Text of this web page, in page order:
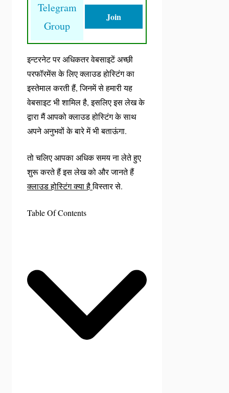
Telegram
Group
Join
इन्टरनेट पर अधिकतर वेबसाइटें अच्छी
परफॉरमेंस के लिए क्लाउड होस्टिंग का
इस्तेमाल करती हैं, जिनमें से हमारी यह
वेबसाइट भी शामिल है, इसलिए इस लेख के
द्वारा मैं आपको क्लाउड होस्टिंग के साथ
अपने अनुभवों के बारे में भी बताऊंगा.
तो चलिए आपका अधिक समय ना लेते हुए
शुरू करते हैं इस लेख को और जानते हैं
क्लाउड होस्टिंग क्या हैविस्तार से.
Table Of Contents